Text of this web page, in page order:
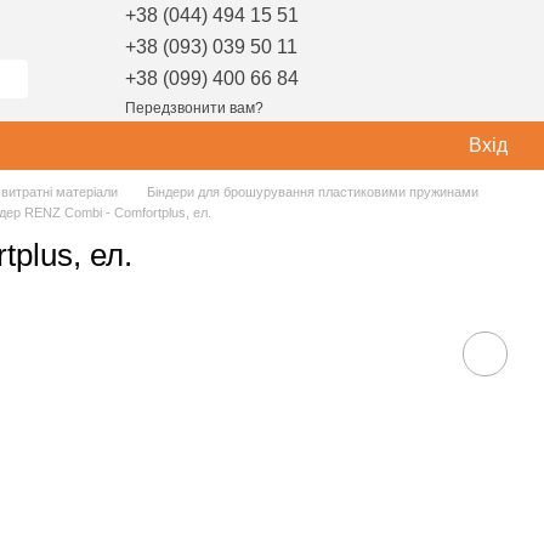
+38 (044) 494 15 51
+38 (093) 039 50 11
+38 (099) 400 66 84
Передзвонити вам?
Вхід
матеріали
Біндери для брошурування пластиковими пружинами
RENZ Combi - Comfortplus, ел.
ел.